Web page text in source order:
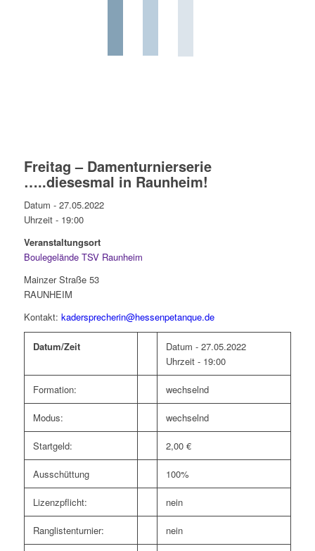
Freitag – Damenturnierserie
…..diesesmal in Raunheim!
Datum - 27.05.2022
Uhrzeit - 19:00
Veranstaltungsort
Boulegelände TSV Raunheim
Mainzer Straße 53
RAUNHEIM
Kontakt: kadersprecherin@hessenpetanque.de
Datum/Zeit
Datum - 27.05.2022
Uhrzeit - 19:00
Formation: wechselnd
Modus: wechselnd
Startgeld: 2,00 €
Ausschüttung 100%
Lizenzpflicht: nein
Ranglistenturnier: nein